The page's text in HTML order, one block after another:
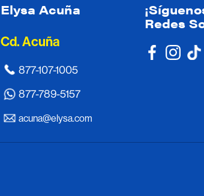
Elysa Acuña
Cd. Acuña
877-107-1005
877-789-5157
acuna@elysa.com
Redes